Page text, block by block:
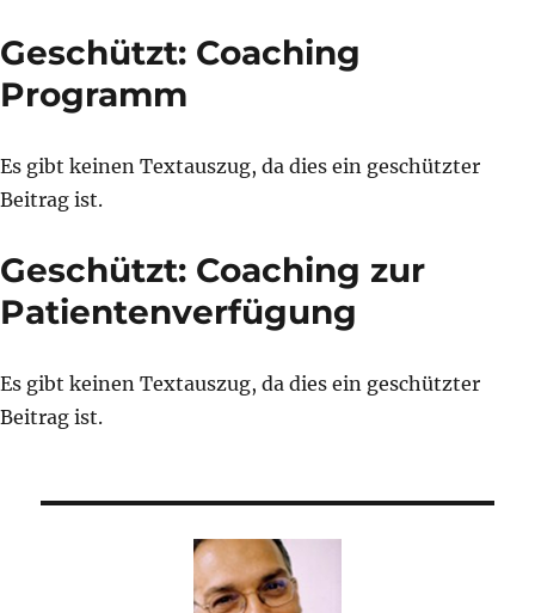
Geschützt: Coaching
Programm
Es gibt keinen Textauszug, da dies ein geschützter
Beitrag ist.
Geschützt: Coaching zur
Patientenverfügung
Es gibt keinen Textauszug, da dies ein geschützter
Beitrag ist.